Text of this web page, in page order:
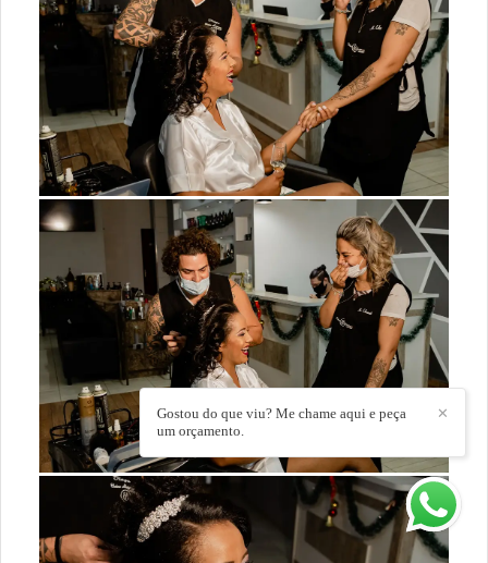
✕
Gostou do que viu? Me chame aqui e peça
um orçamento.